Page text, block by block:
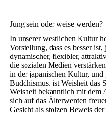
Jung sein oder weise werden?
In unserer westlichen Kultur
Vorstellung, dass es besser ist,
dynamischer, flexibler,
die sozialen Medien
in der japanischen Kultur, und
Buddhismus, ist Weisheit das
Weisheit bekanntlich mit dem
sich auf das Älterwerden
Gesicht als stolzen Beweis